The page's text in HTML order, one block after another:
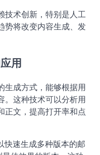
技术创新，特别是人工
将改变内容生成、发